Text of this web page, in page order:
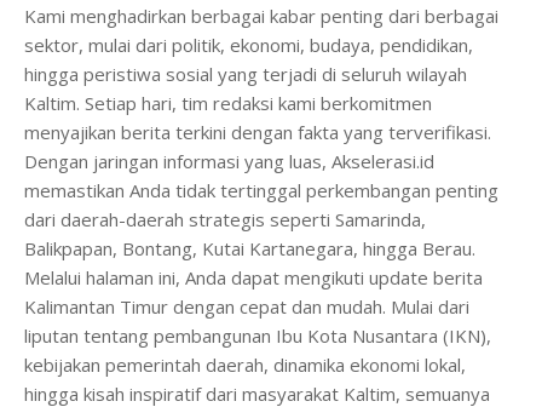
Kami menghadirkan berbagai kabar penting dari berbagai
sektor, mulai dari politik, ekonomi, budaya, pendidikan,
hingga peristiwa sosial yang terjadi di seluruh wilayah
Kaltim. Setiap hari, tim redaksi kami berkomitmen
menyajikan berita terkini dengan fakta yang terverifikasi.
Dengan jaringan informasi yang luas, Akselerasi.id
memastikan Anda tidak tertinggal perkembangan penting
dari daerah-daerah strategis seperti Samarinda,
Balikpapan, Bontang, Kutai Kartanegara, hingga Berau.
Melalui halaman ini, Anda dapat mengikuti update berita
Kalimantan Timur dengan cepat dan mudah. Mulai dari
liputan tentang pembangunan Ibu Kota Nusantara (IKN),
kebijakan pemerintah daerah, dinamika ekonomi lokal,
hingga kisah inspiratif dari masyarakat Kaltim, semuanya